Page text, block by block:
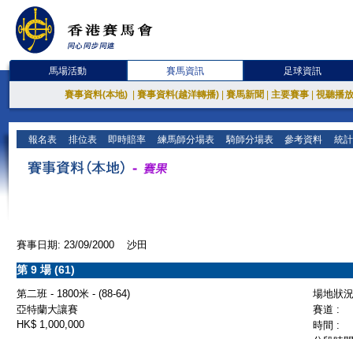
馬場活動 賽馬資訊 足球資訊
賽事資料(本地) 賽事資料(越洋轉播) 賽馬新聞 主要賽事 視聽播
報名表 排位表 即時賠率 練馬師分場表 騎師分場表 參考資料 統
賽事日期: 23/09/2000 沙田
第 9 場 (61)
第二班 - 1800米 - (88-64)
場地狀
亞特蘭大讓賽
賽道 :
HK$ 1,000,000
時間 :